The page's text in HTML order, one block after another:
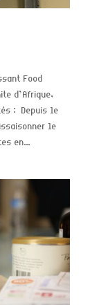
Food
d’Afrique,
: Depuis le
le
en...